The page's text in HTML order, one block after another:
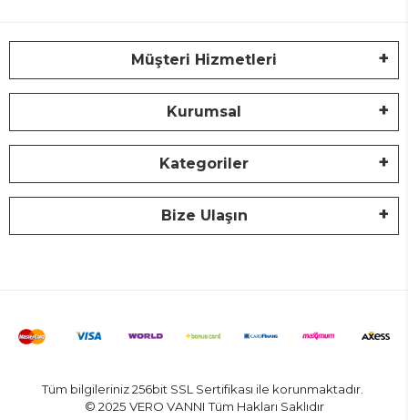
Müşteri Hizmetleri
Kurumsal
Kategoriler
Bize Ulaşın
Tüm bilgileriniz 256bit SSL Sertifikası ile korunmaktadır.
© 2025 VERO VANNITüm Hakları Saklıdır